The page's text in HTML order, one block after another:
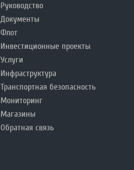
Руководство
Документы
Флот
Инвестиционные проекты
Услуги
Инфраструктура
Транспортная безопасность
Мониторинг
Магазины
Обратная связь